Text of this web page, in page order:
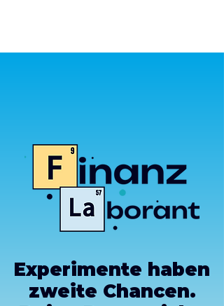
Experimente haben
zweite Chancen.